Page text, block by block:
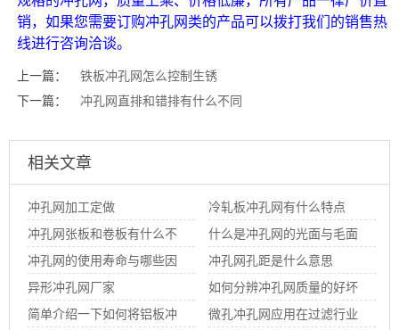
销，如果您需要订购冲孔网类的产品可以拨打我们的销售热
线进行咨询洽谈。
上一篇：
铁板冲孔网怎么控制生锈
下一篇：
冲孔网直排和错排有什么不同
相关文章
冲孔网加工定做
冷轧板冲孔网有什么特点
冲孔网张板和卷板有什么不
同
什么是冲孔网的光面与毛面
冲孔网的使用寿命与哪些因
素有关系
冲孔网孔距是什么意思
异形冲孔网厂家
如何分辨冲孔网质量的好坏
简单介绍一下如何将铝板冲
微孔冲孔网应用在过滤行业